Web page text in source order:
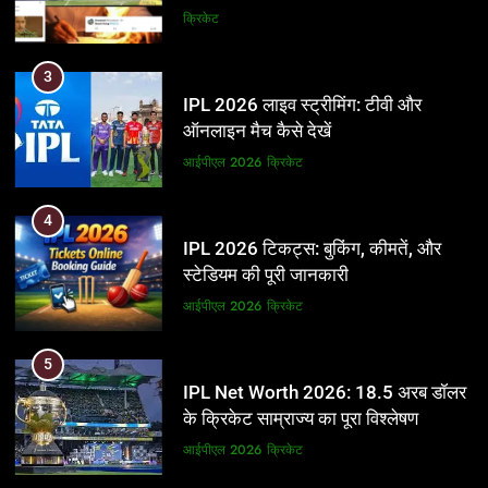
और BCCI पर लगाए गंभीर आरोप
क्रिकेट
3
IPL 2026 लाइव स्ट्रीमिंग: टीवी और
ऑनलाइन मैच कैसे देखें
आईपीएल 2026 क्रिकेट
4
IPL 2026 टिकट्स: बुकिंग, कीमतें, और
स्टेडियम की पूरी जानकारी
आईपीएल 2026 क्रिकेट
5
IPL Net Worth 2026: 18.5 अरब डॉलर
के क्रिकेट साम्राज्य का पूरा विश्लेषण
आईपीएल 2026 क्रिकेट